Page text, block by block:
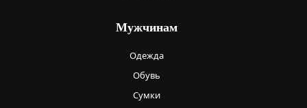
Мужчинам
Одежда
Обувь
Сумки